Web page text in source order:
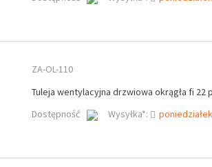
ZA-OL-110
Tuleja wentylacyjna drzwiowa okrągła fi 22
Dostępność
Wysyłka*: poniedziałek